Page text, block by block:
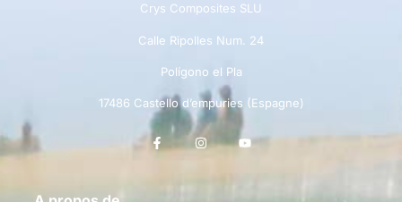
Crys Composites SLU
Calle Ripolles Num. 24
Polígono el Pla
17486 Castello d’empuries (Espagne)